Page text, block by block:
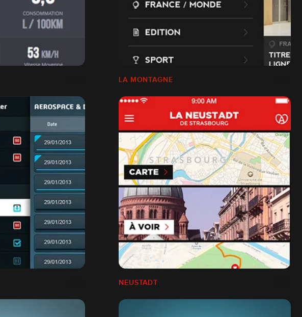
LA MONTAGNE
NEUSTADT